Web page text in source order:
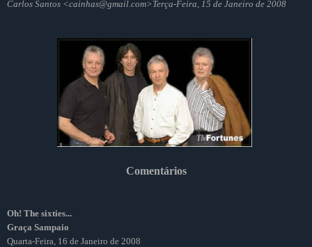
Carlos Santos <cainhas@gmail.com>Terça-Feira, 15 de Janeiro de 2008
Comentários
Oh! The sixties...
Graça Sampaio
Quarta-Feira, 16 de Janeiro de 2008